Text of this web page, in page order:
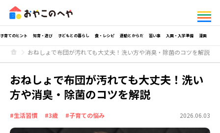
子育てのヒント 知育・遊び 子どもとの暮らし 食・レシピ 運動とからだ 習い事 入園・入学準備 漫画
おねしょで布団が汚れても大丈夫！洗い方や消臭・除菌のコツを解説
おねしょで布団が汚れても大丈夫！洗い
方や消臭・除菌のコツを解説
#生活習慣 #3歳 #子育ての悩み 2026.06.03